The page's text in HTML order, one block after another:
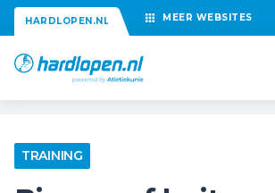
HARDLOPEN.NL MEER WEBSITES
TRAINING